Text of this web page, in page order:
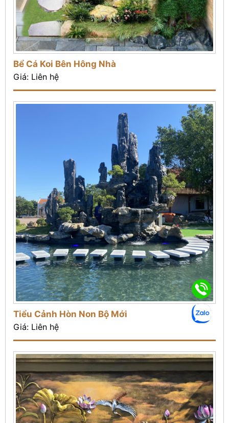
Bể Cá Koi Bên Hông Nhà
Giá: Liên hệ
Tiểu Cảnh Hòn Non Bộ Mới
Giá: Liên hệ